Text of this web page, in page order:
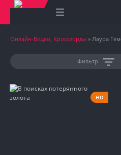
Онлайн-Видео, Кроссворды » Лаура
Фильтр
HD